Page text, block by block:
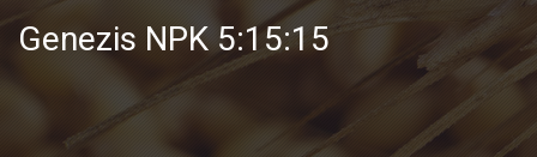
Genezis NPK 5:15:15